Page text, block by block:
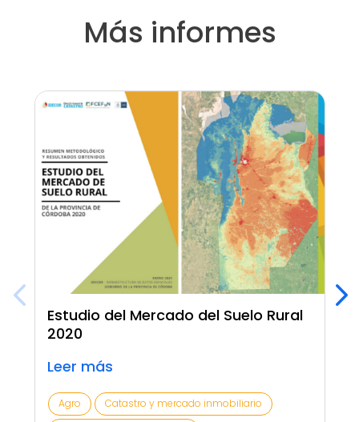
Más informes
Estudio del Mercado del Suelo Rural
2020
Leer más
Agro
Catastro y mercado inmobiliario